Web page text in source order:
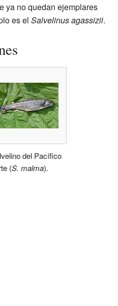
ya no quedan ejemplares
es el Salvelinus agassizii.
del Pacífico
(S. malma).